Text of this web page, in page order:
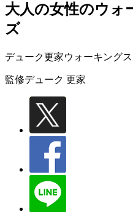
大人の女性のウォ
ズ
デューク更家ウォーキング
監修デューク 更家